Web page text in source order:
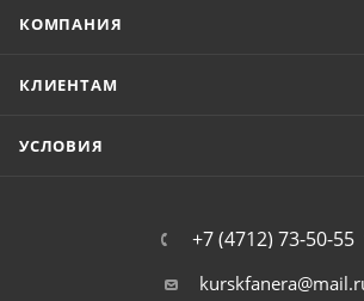
КОМПАНИЯ
КЛИЕНТАМ
УСЛОВИЯ
+7 (4712) 73-50-55